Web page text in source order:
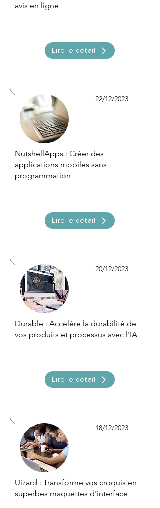
avis en ligne
Lire le détail
22/12/2023
NutshellApps : Créer des
applications mobiles sans
programmation
Lire le détail
20/12/2023
Durable : Accélére la durabilité de
vos produits et processus avec l'IA
Lire le détail
18/12/2023
Uizard : Transforme vos croquis en
superbes maquettes d'interface